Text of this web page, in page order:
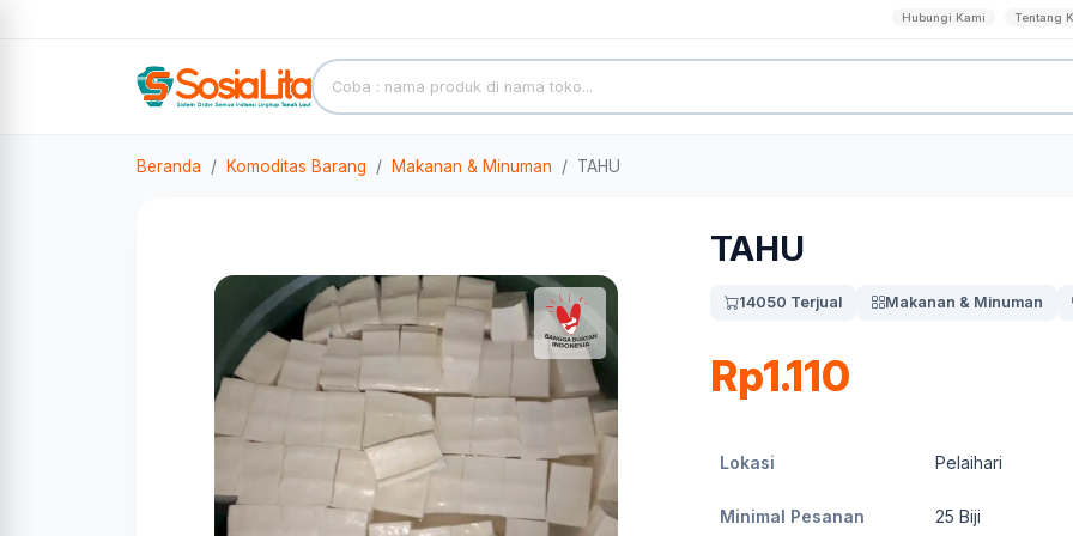
Hubungi Kami Tentang
Beranda Komoditas Barang Makanan & Minuman TAHU
TAHU
14050 Terjual Makanan & Minuman
Rp1.110
Lokasi Pelaihari
Minimal Pesanan 25 Biji